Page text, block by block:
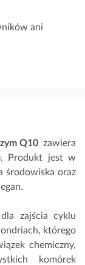
ani
Q10 zawiera
Produkt jest w
środowiska oraz
zajścia cyklu
którego
chemiczny,
komórek